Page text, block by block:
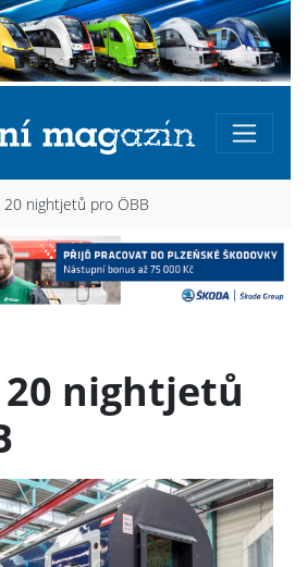
20 nightjetů pro ÖBB
nightjetů